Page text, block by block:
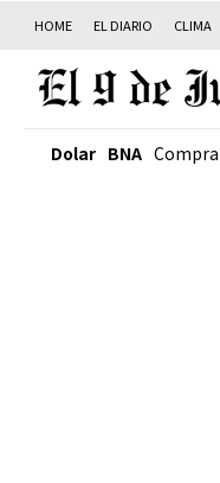
HOME EL DIARIO CLIMA
Dolar BNA Compra